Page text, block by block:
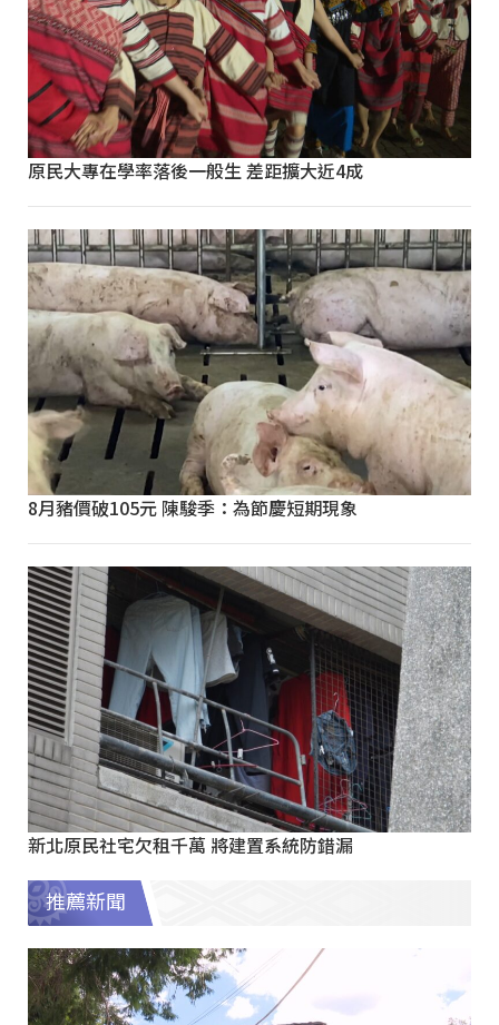
原民大專在學率落後一般生 差距擴大近4成
8月豬價破105元 陳駿季：為節慶短期現象
新北原民社宅欠租千萬 將建置系統防錯漏
推薦新聞